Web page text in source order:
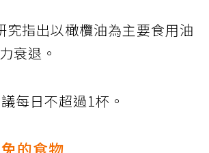
究指出以橄欖油為主要食用油
衰退。
議每日不超過1杯。
的食物